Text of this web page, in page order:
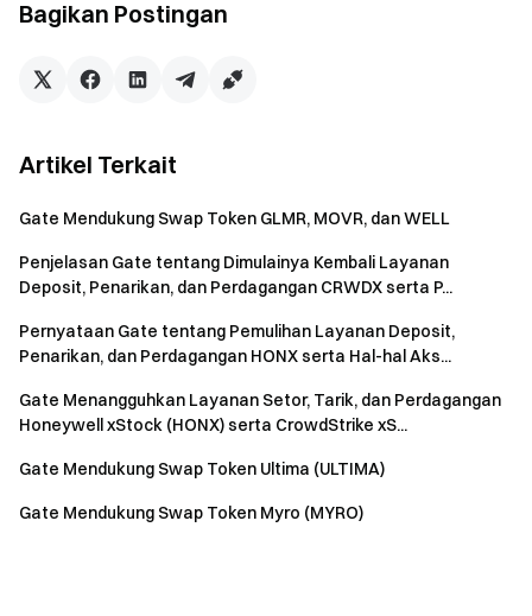
komunitas Telegram kami
mendapatkan wawasan terbaru **Transparan &
Bagikan Postingan
Artikel Terkait
Gate Mendukung Swap Token GLMR, MOVR, dan WELL
Penjelasan Gate tentang Dimulainya Kembali Layanan
Deposit, Penarikan, dan Perdagangan CRWDX serta P...
Pernyataan Gate tentang Pemulihan Layanan Deposit,
Penarikan, dan Perdagangan HONX serta Hal-hal Aks...
Gate Menangguhkan Layanan Setor, Tarik, dan Perdagangan
Honeywell xStock (HONX) serta CrowdStrike xS...
Gate Mendukung Swap Token Ultima (ULTIMA)
Gate Mendukung Swap Token Myro (MYRO)